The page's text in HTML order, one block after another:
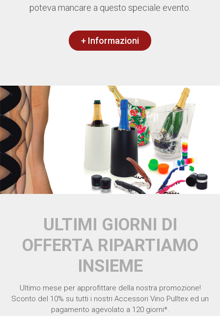
poteva mancare a questo speciale evento.
+ Informazioni
ULTIMI GIORNI DI
OFFERTA RIPARTIAMO
INSIEME
Ultimo mese per approfittare della nostra promozione!
Sconto del 10% su tutti i nostri Accessori Vino Pulltex ed un
pagamento agevolato a 120 giorni*.